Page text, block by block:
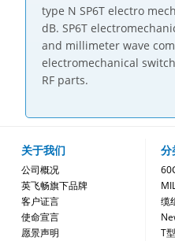
type N SP6T electro
dB. SP6T
and millimeter wave
electromechanical
RF parts.
关于我们
公司概况
英飞畅旗下品牌
客户证言
使命宣言
愿景声明
分
缆
T